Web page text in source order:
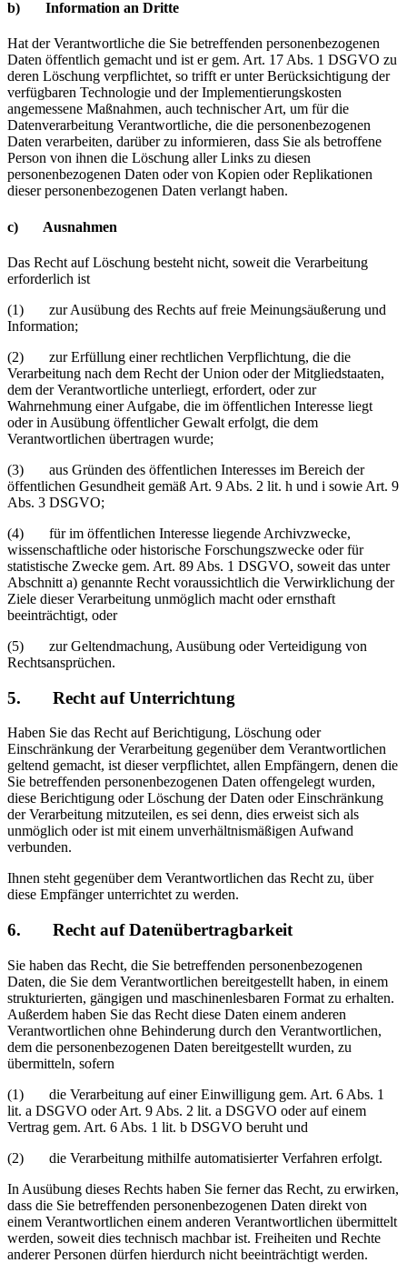
b) Information an Dritte
Hat der Verantwortliche die Sie betreffenden personenbezogenen
Daten öffentlich gemacht und ist er gem. Art. 17 Abs. 1 DSGVO zu
deren Löschung verpflichtet, so trifft er unter Berücksichtigung der
verfügbaren Technologie und der Implementierungskosten
angemessene Maßnahmen, auch technischer Art, um für die
Datenverarbeitung Verantwortliche, die die personenbezogenen
Daten verarbeiten, darüber zu informieren, dass Sie als betroffene
Person von ihnen die Löschung aller Links zu diesen
personenbezogenen Daten oder von Kopien oder Replikationen
dieser personenbezogenen Daten verlangt haben.
c) Ausnahmen
Das Recht auf Löschung besteht nicht, soweit die Verarbeitung
erforderlich ist
(1) zur Ausübung des Rechts auf freie Meinungsäußerung und
Information;
(2) zur Erfüllung einer rechtlichen Verpflichtung, die die
Verarbeitung nach dem Recht der Union oder der Mitgliedstaaten,
dem der Verantwortliche unterliegt, erfordert, oder zur
Wahrnehmung einer Aufgabe, die im öffentlichen Interesse liegt
oder in Ausübung öffentlicher Gewalt erfolgt, die dem
Verantwortlichen übertragen wurde;
(3) aus Gründen des öffentlichen Interesses im Bereich der
öffentlichen Gesundheit gemäß Art. 9 Abs. 2 lit. h und i sowie Art. 9
Abs. 3 DSGVO;
(4) für im öffentlichen Interesse liegende Archivzwecke,
wissenschaftliche oder historische Forschungszwecke oder für
statistische Zwecke gem. Art. 89 Abs. 1 DSGVO, soweit das unter
Abschnitt a) genannte Recht voraussichtlich die Verwirklichung der
Ziele dieser Verarbeitung unmöglich macht oder ernsthaft
beeinträchtigt, oder
(5) zur Geltendmachung, Ausübung oder Verteidigung von
Rechtsansprüchen.
5. Recht auf Unterrichtung
Haben Sie das Recht auf Berichtigung, Löschung oder
Einschränkung der Verarbeitung gegenüber dem Verantwortlichen
geltend gemacht, ist dieser verpflichtet, allen Empfängern, denen die
Sie betreffenden personenbezogenen Daten offengelegt wurden,
diese Berichtigung oder Löschung der Daten oder Einschränkung
der Verarbeitung mitzuteilen, es sei denn, dies erweist sich als
unmöglich oder ist mit einem unverhältnismäßigen Aufwand
verbunden.
Ihnen steht gegenüber dem Verantwortlichen das Recht zu, über
diese Empfänger unterrichtet zu werden.
6. Recht auf Datenübertragbarkeit
Sie haben das Recht, die Sie betreffenden personenbezogenen
Daten, die Sie dem Verantwortlichen bereitgestellt haben, in einem
strukturierten, gängigen und maschinenlesbaren Format zu erhalten.
Außerdem haben Sie das Recht diese Daten einem anderen
Verantwortlichen ohne Behinderung durch den Verantwortlichen,
dem die personenbezogenen Daten bereitgestellt wurden, zu
übermitteln, sofern
(1) die Verarbeitung auf einer Einwilligung gem. Art. 6 Abs. 1
lit. a DSGVO oder Art. 9 Abs. 2 lit. a DSGVO oder auf einem
Vertrag gem. Art. 6 Abs. 1 lit. b DSGVO beruht und
(2) die Verarbeitung mithilfe automatisierter Verfahren erfolgt.
In Ausübung dieses Rechts haben Sie ferner das Recht, zu erwirken,
dass die Sie betreffenden personenbezogenen Daten direkt von
einem Verantwortlichen einem anderen Verantwortlichen übermittelt
werden, soweit dies technisch machbar ist. Freiheiten und Rechte
anderer Personen dürfen hierdurch nicht beeinträchtigt werden.